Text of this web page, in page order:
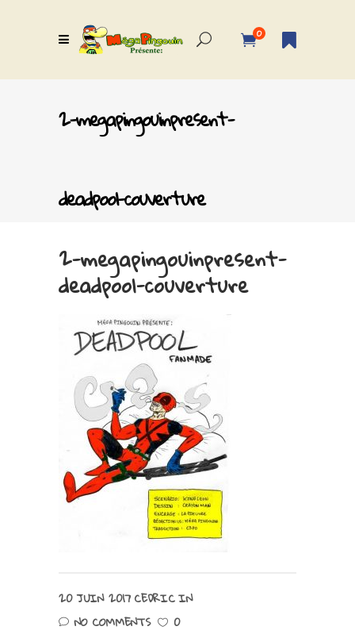
0
2-megapingouinpresent-
deadpool-couverture
2-megapingouinpresent-
deadpool-couverture
20 JUIN 2017CEDRICIN
NO COMMENTS
0